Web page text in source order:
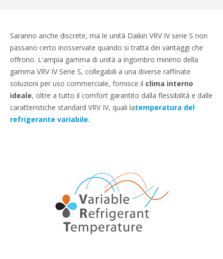
Saranno anche discrete, ma le unità Daikin VRV IV serie S non
passano certo inosservate quando si tratta dei vantaggi che
offrono. L'ampia gamma di unità a ingombro minimo della
gamma VRV IV Serie S, collegabili a una diverse raffinate
soluzioni per uso commerciale, fornisce il clima interno
ideale, oltre a tutto il comfort garantito dalla flessibilità e dalle
caratteristiche standard VRV IV, quali latemperatura del
refrigerante variabile.